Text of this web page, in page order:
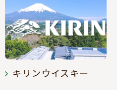
キリンウイスキー